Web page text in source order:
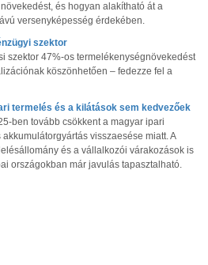
és hogyan alakítható át a
versenyképesség érdekében.
szektor
szektor 47%-os termelékenységnövekedést
köszönhetően – fedezze fel a
termelés és a kilátások sem kedvezőek
ben tovább csökkent a magyar ipari
visszaesése miatt. A
és a vállalkozói várakozások is
országokban már javulás tapasztalható.